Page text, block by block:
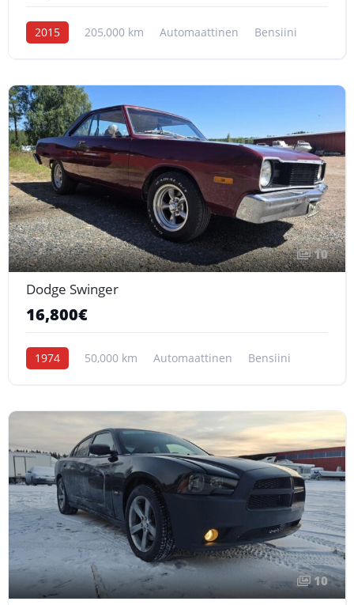
2015 205,000 km Automaattinen Bensiini
10
Dodge Swinger
16,800€
1974 50,000 km Automaattinen Bensiini
10